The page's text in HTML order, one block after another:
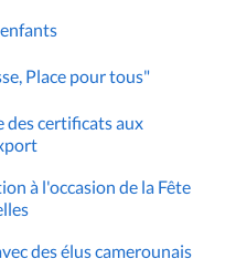
Place pour tous"
des certificats aux
à l'occasion de la Fête
des élus camerounais